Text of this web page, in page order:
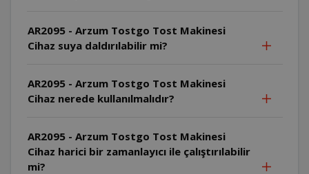
AR2095 - Arzum Tostgo Tost Makinesi
Cihaz suya daldırılabilir mi?
AR2095 - Arzum Tostgo Tost Makinesi
Cihaz nerede kullanılmalıdır?
AR2095 - Arzum Tostgo Tost Makinesi
Cihaz harici bir zamanlayıcı ile çalıştırılabilir
mi?